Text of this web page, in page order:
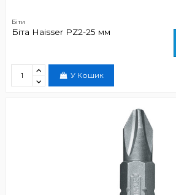
Біти
Біта Haisser PZ2-25 мм
У Кошик